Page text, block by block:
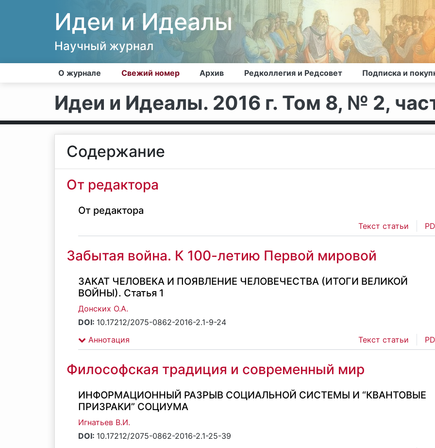
Идеи и Идеалы
Научный журнал
О журнале Свежий номер Архив Редколлегия и Редсовет Подписка и
Идеи и Идеалы. 2016 г. Том 8, № 2,
Содержание
От редактора
От редактора
Текст статьи
Забытая война. К 100-летию Первой мировой
ЗАКАТ ЧЕЛОВЕКА И ПОЯВЛЕНИЕ ЧЕЛОВЕЧЕСТВА (ИТОГИ ВЕЛИКОЙ
ВОЙНЫ). Статья 1
Донских О.А.
DOI: 10.17212/2075-0862-2016-2.1-9-24
Аннотация
Текст статьи
Философская традиция и современный мир
ИНФОРМАЦИОННЫЙ РАЗРЫВ СОЦИАЛЬНОЙ СИСТЕМЫ И “КВАНТОВЫЕ
ПРИЗРАКИ” СОЦИУМА
Игнатьев В.И.
DOI: 10.17212/2075-0862-2016-2.1-25-39